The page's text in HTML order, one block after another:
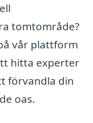
tomtområde?
vår plattform
hitta experter
förvandla din
oas.